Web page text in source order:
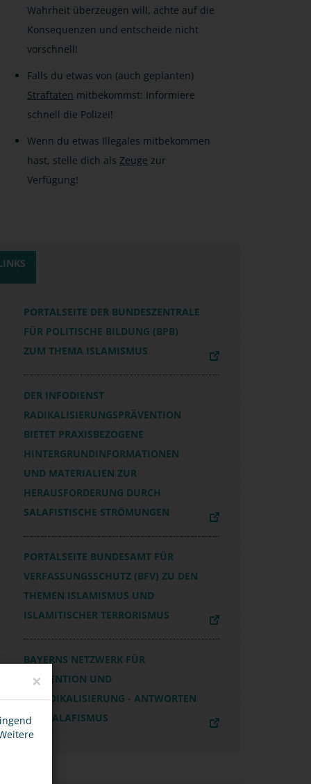
Wahrheit überzeugen will, achte auf die
Konsequenzen und entscheide nicht
vorschnell!
Falls du etwas von (auch geplanten)
Straftaten mitbekommst: Informiere
schnell die Polizei!
Wenn du etwas Illegales mitbekommen
hast, stelle dich als Zeuge zur
Verfügung!
PORTALSEITE DER BUNDESZENTRALE
FÜR POLITISCHE BILDUNG (BPB)
ZUM THEMA ISLAMISMUS
DER INFODIENST
RADIKALISIERUNGSPRÄVENTION
BIETET PRAXISBEZOGENE
HINTERGRUNDINFORMATIONEN
UND MATERIALIEN ZUR
HERAUSFORDERUNG DURCH
SALAFISTISCHE STRÖMUNGEN
PORTALSEITE BUNDESAMT FÜR
VERFASSUNGSSCHUTZ (BFV) ZU DEN
THEMEN ISLAMISMUS UND
ISLAMITISCHER TERRORISMUS
BAYERNS NETZWERK FÜR
PRÄVENTION UND
DERADIKALISIERUNG - ANTWORTEN
AUF SALAFISMUS
×